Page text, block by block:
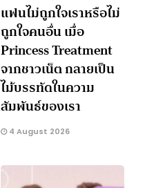
แฟนไม่ถูกใจเราหรือไม่
ถูกใจคนอื่น เมื่อ
Princess Treatment
จากชาวเน็ต กลายเป็น
ไม้บรรทัดในความ
สัมพันธ์ของเรา
4 August 2026